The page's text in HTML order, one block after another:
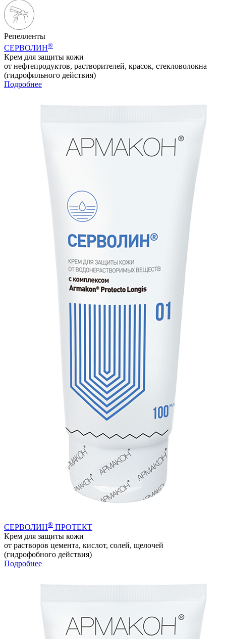
Репелленты
СЕРВОЛИН®
Крем для защиты кожи
от нефтепродуктов, растворителей, красок, стекловолокна
(гидрофильного действия)
Подробнее
СЕРВОЛИН® ПРОТЕКТ
Крем для защиты кожи
от растворов цемента, кислот, солей, щелочей
(гидрофобного действия)
Подробнее